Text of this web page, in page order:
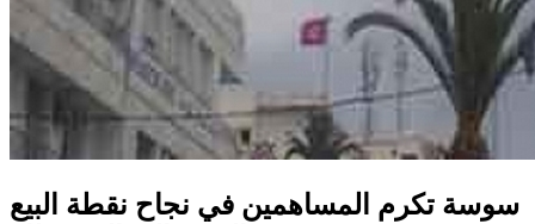
سوسة تكرم المساهمين في نجاح نقطة البيع